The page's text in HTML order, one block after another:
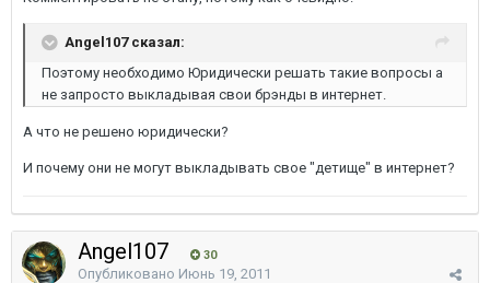
Angel107 сказал:
Поэтому необходимо Юридически решать такие вопросы а
не запросто выкладывая свои брэнды в интернет.
А что не решено юридически?
И почему они не могут выкладывать свое "детище" в интернет?
Angel107 30
Опубликовано Июнь 19, 2011